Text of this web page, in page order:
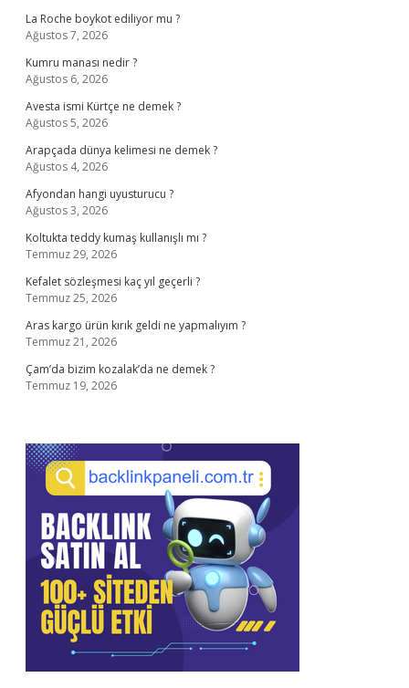
La Roche boykot ediliyor mu ?
Ağustos 7, 2026
Kumru manası nedir ?
Ağustos 6, 2026
Avesta ismi Kürtçe ne demek ?
Ağustos 5, 2026
Arapçada dünya kelimesi ne demek ?
Ağustos 4, 2026
Afyondan hangi uyusturucu ?
Ağustos 3, 2026
Koltukta teddy kumaş kullanışlı mı ?
Temmuz 29, 2026
Kefalet sözleşmesi kaç yıl geçerli ?
Temmuz 25, 2026
Aras kargo ürün kırık geldi ne yapmalıyım ?
Temmuz 21, 2026
Çam’da bizim kozalak’da ne demek ?
Temmuz 19, 2026